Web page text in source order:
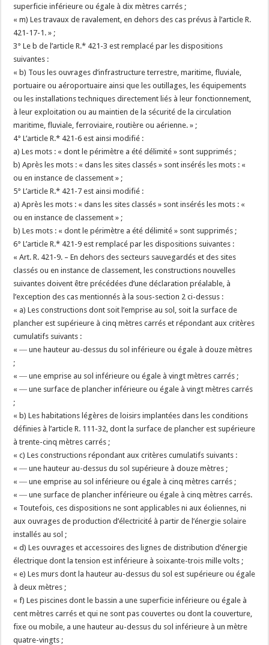
superficie inférieure ou égale à dix mètres carrés ;
« m) Les travaux de ravalement, en dehors des cas prévus à l’article R.
421-17-1. » ;
3° Le b de l’article R.* 421-3 est remplacé par les dispositions
suivantes :
« b) Tous les ouvrages d’infrastructure terrestre, maritime, fluviale,
portuaire ou aéroportuaire ainsi que les outillages, les équipements
ou les installations techniques directement liés à leur fonctionnement,
à leur exploitation ou au maintien de la sécurité de la circulation
maritime, fluviale, ferroviaire, routière ou aérienne. » ;
4° L’article R.* 421-6 est ainsi modifié :
a) Les mots : « dont le périmètre a été délimité » sont supprimés ;
b) Après les mots : « dans les sites classés » sont insérés les mots : «
ou en instance de classement » ;
5° L’article R.* 421-7 est ainsi modifié :
a) Après les mots : « dans les sites classés » sont insérés les mots : «
ou en instance de classement » ;
b) Les mots : « dont le périmètre a été délimité » sont supprimés ;
6° L’article R.* 421-9 est remplacé par les dispositions suivantes :
« Art. R. 421-9. – En dehors des secteurs sauvegardés et des sites
classés ou en instance de classement, les constructions nouvelles
suivantes doivent être précédées d’une déclaration préalable, à
l’exception des cas mentionnés à la sous-section 2 ci-dessus :
« a) Les constructions dont soit l’emprise au sol, soit la surface de
plancher est supérieure à cinq mètres carrés et répondant aux critères
cumulatifs suivants :
« ― une hauteur au-dessus du sol inférieure ou égale à douze mètres
;
« ― une emprise au sol inférieure ou égale à vingt mètres carrés ;
« ― une surface de plancher inférieure ou égale à vingt mètres carrés
;
« b) Les habitations légères de loisirs implantées dans les conditions
définies à l’article R. 111-32, dont la surface de plancher est supérieure
à trente-cinq mètres carrés ;
« c) Les constructions répondant aux critères cumulatifs suivants :
« ― une hauteur au-dessus du sol supérieure à douze mètres ;
« ― une emprise au sol inférieure ou égale à cinq mètres carrés ;
« ― une surface de plancher inférieure ou égale à cinq mètres carrés.
« Toutefois, ces dispositions ne sont applicables ni aux éoliennes, ni
aux ouvrages de production d’électricité à partir de l’énergie solaire
installés au sol ;
« d) Les ouvrages et accessoires des lignes de distribution d’énergie
électrique dont la tension est inférieure à soixante-trois mille volts ;
« e) Les murs dont la hauteur au-dessus du sol est supérieure ou égale
à deux mètres ;
« f) Les piscines dont le bassin a une superficie inférieure ou égale à
cent mètres carrés et qui ne sont pas couvertes ou dont la couverture,
fixe ou mobile, a une hauteur au-dessus du sol inférieure à un mètre
quatre-vingts ;